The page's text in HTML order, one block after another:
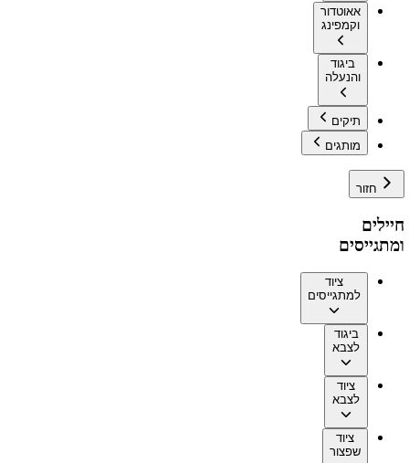
אאוטדור
וקמפינג
ביגוד
והנעלה
תיקים
מותגים
חזור
חיילים
ומתגייסים
ציוד
למתגייסים
ביגוד
לצבא
ציוד
לצבא
ציוד
שפצור